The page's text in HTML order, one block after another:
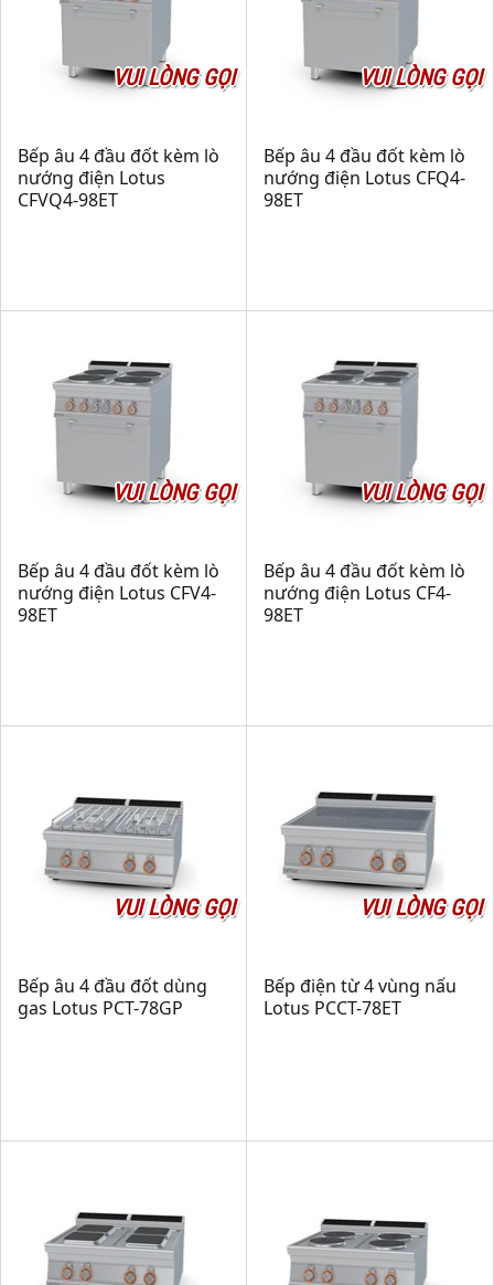
VUI LÒNG GỌI
Bếp âu 4 đầu đốt kèm lò
nướng điện Lotus
CFVQ4-98ET
VUI LÒNG GỌI
Bếp âu 4 đầu đốt kèm lò
nướng điện Lotus CFQ4-
98ET
VUI LÒNG GỌI
Bếp âu 4 đầu đốt kèm lò
nướng điện Lotus CFV4-
98ET
VUI LÒNG GỌI
Bếp âu 4 đầu đốt kèm lò
nướng điện Lotus CF4-
98ET
VUI LÒNG GỌI
Bếp âu 4 đầu đốt dùng
gas Lotus PCT-78GP
VUI LÒNG GỌI
Bếp điện từ 4 vùng nấu
Lotus PCCT-78ET